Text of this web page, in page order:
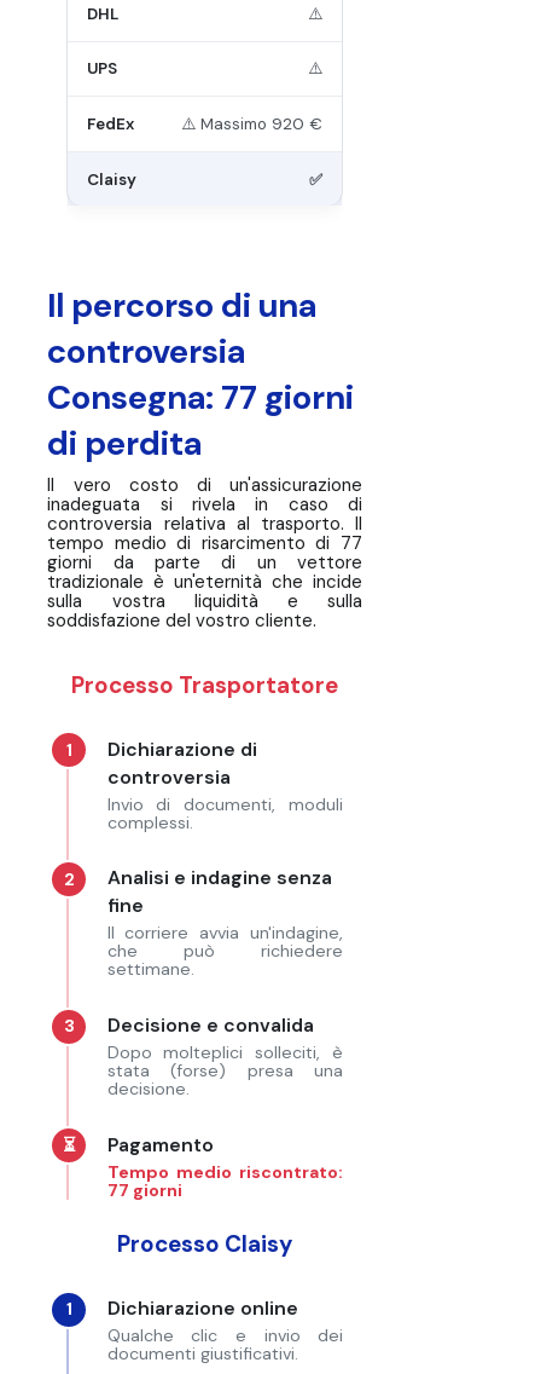
⚠️
⚠️
⚠️ Massimo 920 €
✅
Il percorso di una
controversia
Consegna: 77 giorni
di perdita
Il vero costo di un'assicurazione
inadeguata si rivela in caso di
controversia relativa al trasporto. Il
tempo medio di risarcimento di 77
giorni da parte di un vettore
tradizionale è un'eternità che incide
sulla vostra liquidità e sulla
soddisfazione del vostro cliente.
Processo Trasportatore
1
Dichiarazione di
controversia
Invio di documenti, moduli
complessi.
2
Analisi e indagine senza
fine
Il corriere avvia un'indagine,
che può richiedere
settimane.
3 Decisione e convalida
Dopo molteplici solleciti, è
stata (forse) presa una
decisione.
⏳ Pagamento
Tempo medio riscontrato:
77 giorni
Processo Claisy
1 Dichiarazione online
Qualche clic e invio dei
documenti giustificativi.